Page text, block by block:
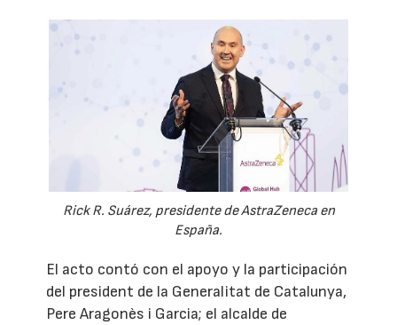
Rick R. Suárez, presidente de AstraZeneca en
España.
El acto contó con el apoyo y la participación
del president de la Generalitat de Catalunya,
Pere Aragonès i Garcia; el alcalde de